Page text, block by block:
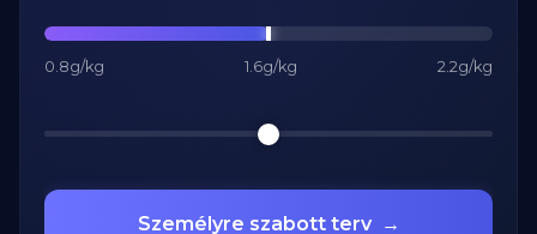
0.8g/kg 1.6g/kg 2.2g/kg
Személyre szabott terv →